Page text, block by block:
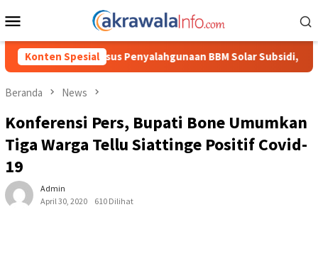
ke
Mobile
Konten Spesial
BBM Solar Subsidi, Kasat Reskrim Polres Toraja
Beranda News
Konferensi Pers, Bupati Bone Umumkan
Tiga Warga Tellu Siattinge Positif Covid-
19
Admin
April 30, 2020
610 Dilihat